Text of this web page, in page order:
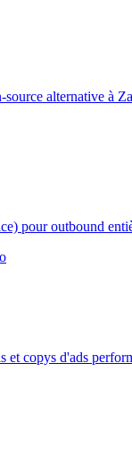
alternative à
pour outbound
et copys d'ads